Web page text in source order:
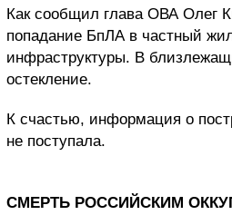
Как сообщил глава ОВА Олег
попадание БпЛА в частный
инфраструктуры. В
остекление.
К счастью, информация о
не поступала.
СМЕРТЬ РОССИЙСКИМ